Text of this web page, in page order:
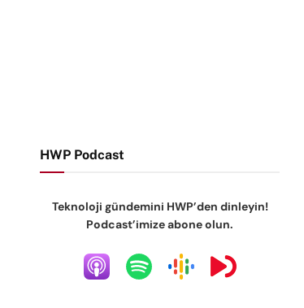
HWP Podcast
Teknoloji gündemini HWP’den dinleyin!
Podcast’imize abone olun.